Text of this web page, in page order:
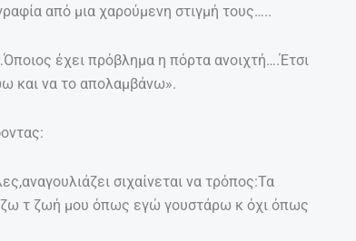
από μια χαρούμενη στιγμή τους…..
έχει πρόβλημα η πόρτα ανοιχτή….Έτσι
και να το απολαμβάνω».
σιχαίνεται να τρόπος:Τα
ζω τ ζωή μου όπως εγώ γουστάρω κ όχι όπως